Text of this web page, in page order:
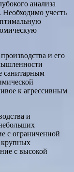
анализа
учесть
и его
санитарным
к агрессивным
и
с ограниченной
крупных
с высокой